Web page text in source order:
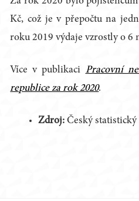
Kč, což je v přepočtu na
roku 2019 výdaje vzrostly o 6
Více v publikaci Pracovní
republice za rok 2020.
Zdroj: Český statistický